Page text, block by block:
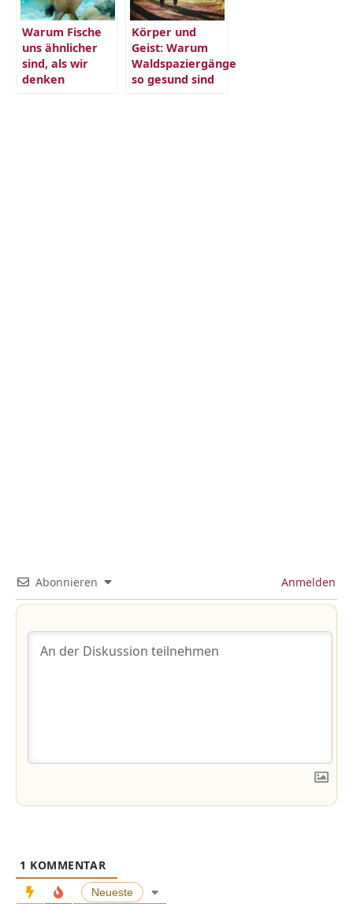
Warum Fische
uns ähnlicher
sind, als wir
denken
Körper und
Geist: Warum
Waldspaziergänge
so gesund sind
Abonnieren Anmelden
1 KOMMENTAR
Neueste